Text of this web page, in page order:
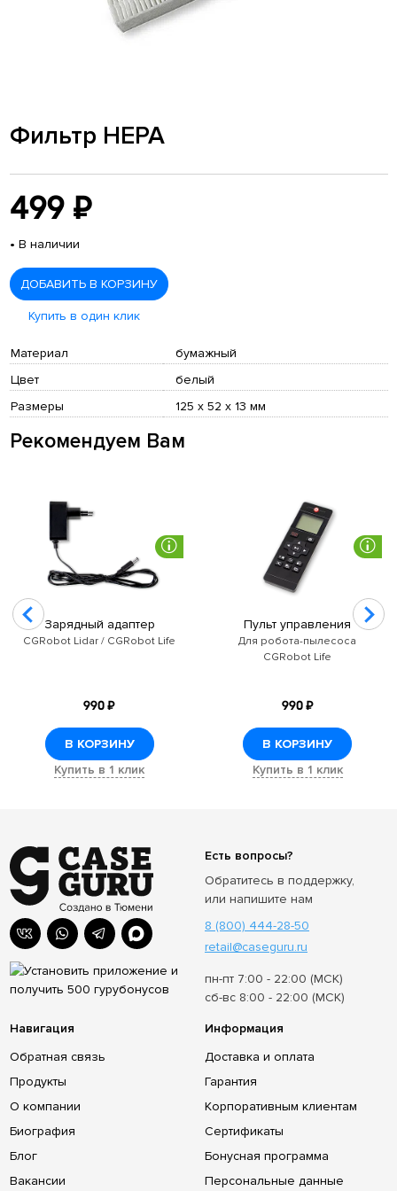
Фильтр HEPA
499 ₽
• В наличии
ДОБАВИТЬ В КОРЗИНУ
Купить в один клик
Материал
бумажный
Цвет
белый
Размеры
125 х 52 х 13 мм
Рекомендуем Вам
Зарядный адаптер
CGRobot Lidar / CGRobot Life
990 ₽
В КОРЗИНУ
Купить в 1 клик
Пульт управления
Для робота-пылесоса
CGRobot Life
990 ₽
В КОРЗИНУ
Купить в 1 клик
Навигация
Обратная связь
Продукты
О компании
Биография
Блог
Вакансии
Информация
Доставка и оплата
Гарантия
Корпоративным клиентам
Сертификаты
Бонусная программа
Персональные данные
Есть вопросы?
Обратитесь в поддержку,
или напишите нам
8 (800) 444-28-50
retail@caseguru.ru
пн-пт 7:00 - 22:00 (МСК)
сб-вс 8:00 - 22:00 (МСК)